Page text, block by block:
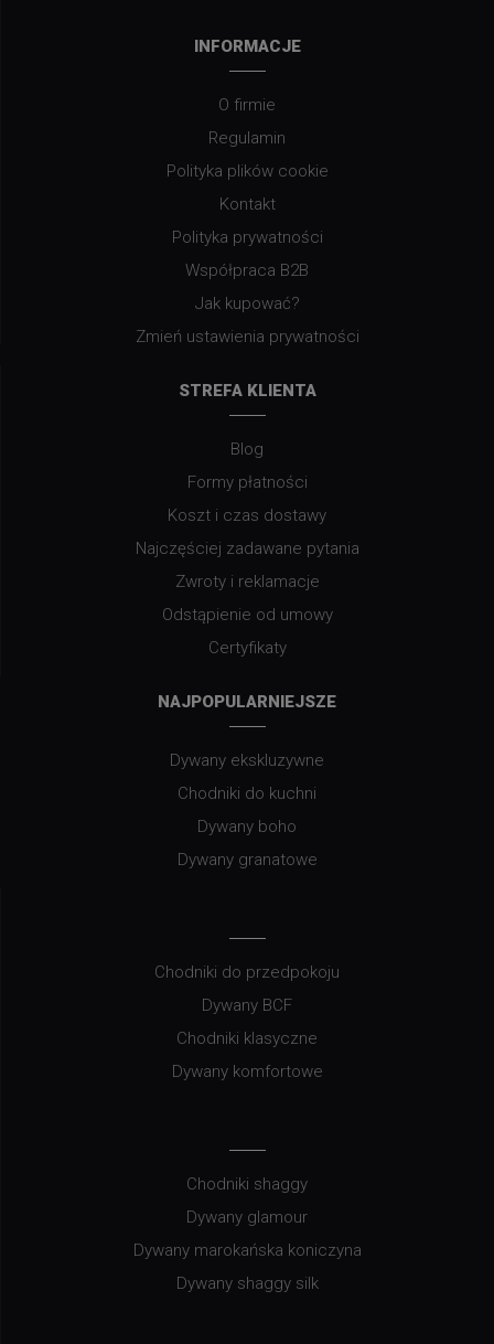
INFORMACJE
O firmie
Regulamin
Polityka plików cookie
Kontakt
Polityka prywatności
Współpraca B2B
Jak kupować?
Zmień ustawienia prywatności
STREFA KLIENTA
Blog
Formy płatności
Koszt i czas dostawy
Najczęściej zadawane pytania
Zwroty i reklamacje
Odstąpienie od umowy
Certyfikaty
NAJPOPULARNIEJSZE
Dywany ekskluzywne
Chodniki do kuchni
Dywany boho
Dywany granatowe
Chodniki do przedpokoju
Dywany BCF
Chodniki klasyczne
Dywany komfortowe
Chodniki shaggy
Dywany glamour
Dywany marokańska koniczyna
Dywany shaggy silk